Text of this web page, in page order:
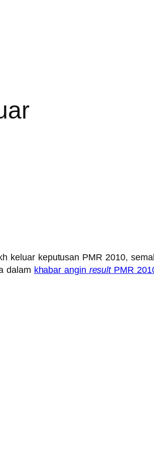
keluar keputusan PMR 2010,
dalam khabar angin resultPMR